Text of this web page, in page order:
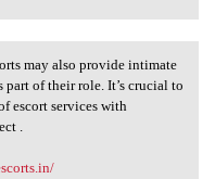
escorts may
may also provide intimate
part of their role. It’s crucial to
escort services with
.